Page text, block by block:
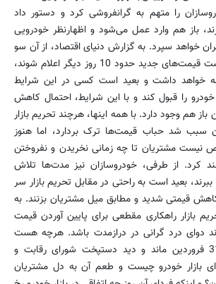
را متهم به گرانفروشی کرد و دستور داد
باز هم وارد عمل می‌شود و اظهارنظر خودرویی
خواهد سپرد. به گزارش دنیای اقتصاد، از آن سو
با توجه به آنکه قرار است قیمت‌های جدید حدود 10 روز دیگر اعلام شوند،
خواهد داشت و بعید است کسی در این شرایط
را قبول کند و با این شرایط، احتمال کاهش
هم وجود دارد. با همه اینها، هرچند تحریم بازار
سبب شد حباب قیمت‌ها ترک بردارد، اما هنوز
مشتریان تا چه زمانی نخریدن و نفروختن
کرد. از طرفی، خودروسازان نیز مدت‌ها تلاش
ببرند، بعید است به راحتی در مقابل تحریم بازار سر
قیمتی شدید و مطابق میل مشتریان بزنند. به
بازار راهکاری مقطعی برای پایین آوردن قیمت
دوای درد گرانی در درازمدت باشد. هرچه هست
فعلا باید در انتظار 31 فروردین ماند و دید دستپخت شورای رقابت و
اصل 90 برای بازار خودرو چیست و طعم آن به دل مشتریان